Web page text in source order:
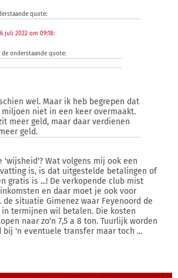
quote:
juli 2022 om 09:18:
onderstaande quote:
wel. Maar ik heb begrepen dat
miljoen niet in een keer overmaakt.
meer geld, maar daar verdienen
geld.
'wijsheid'? Wat volgens mij ook een
is, is dat uitgestelde betalingen of
gratis is ...! De verkopende club mist
en daar moet je ook voor
de situatie Gimenez waar Feyenoord de
termijnen wil betalen. Die kosten
naar zo'n 7,5 a 8 ton. Tuurlijk worden
bij 'n eventuele transfer maar toch ...